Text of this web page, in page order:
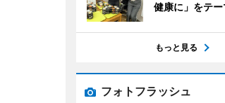
健康に」をテー
もっと見る
フォトフラッシュ